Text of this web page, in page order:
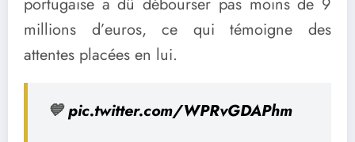
millions d’euros, ce qui témoigne des
attentes placées en lui.
💙pic.twitter.com/WPRvGDAPhm